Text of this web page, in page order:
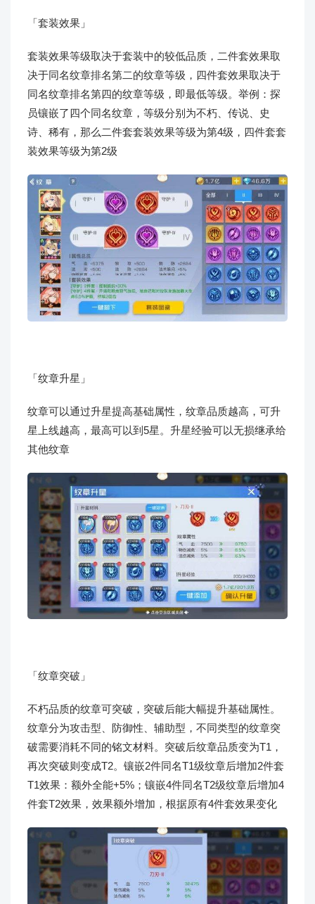
「套装效果」
套装效果等级取决于套装中的较低品质，二件套效果取
决于同名纹章排名第二的纹章等级，四件套效果取决于
同名纹章排名第四的纹章等级，即最低等级。举例：探
员镶嵌了四个同名纹章，等级分别为不朽、传说、史
诗、稀有，那么二件套套装效果等级为第4级，四件套套
装效果等级为第2级
「纹章升星」
纹章可以通过升星提高基础属性，纹章品质越高，可升
星上线越高，最高可以到5星。升星经验可以无损继承给
其他纹章
「纹章突破」
不朽品质的纹章可突破，突破后能大幅提升基础属性。
纹章分为攻击型、防御性、辅助型，不同类型的纹章突
破需要消耗不同的铭文材料。突破后纹章品质变为T1，
再次突破则变成T2。镶嵌2件同名T1级纹章后增加2件套
T1效果：额外全能+5%；镶嵌4件同名T2级纹章后增加4
件套T2效果，效果额外增加，根据原有4件套效果变化